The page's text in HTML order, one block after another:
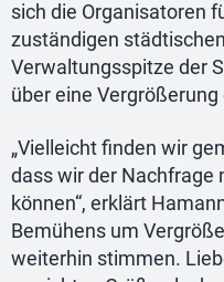
sich die Organisatoren
zuständigen
Verwaltungsspitze der
über eine
„Vielleicht finden wir
dass wir der Nachfrage
können“, erklärt
Bemühens um
weiterhin stimmen.